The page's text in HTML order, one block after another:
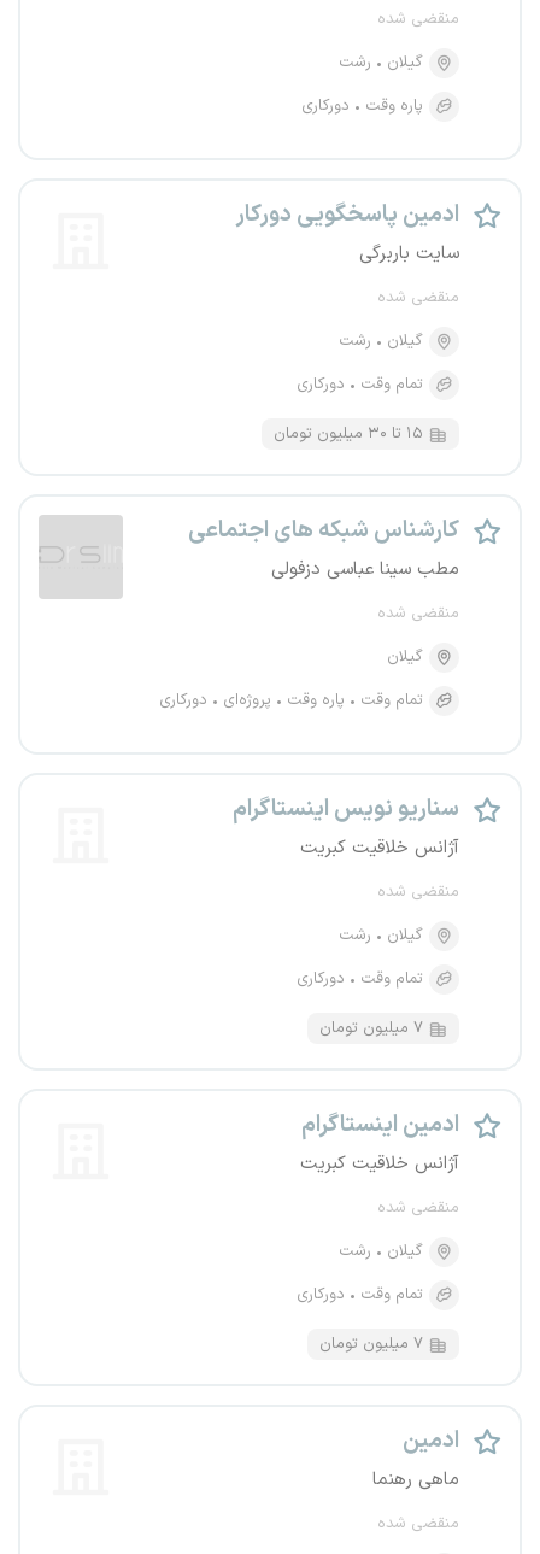
منقضی شده
گیلان
رشت
پاره وقت
دورکاری
ادمین پاسخگویی دورکار
سایت باربرگی
منقضی شده
گیلان
رشت
تمام وقت
دورکاری
۱۵ تا ۳۰ میلیون تومان
کارشناس شبکه های اجتماعی
مطب سینا عباسی دزفولی
منقضی شده
گیلان
تمام وقت
پاره وقت پروژه‌ای دورکاری
سناریو نویس اینستاگرام
آژانس خلاقیت کبریت
منقضی شده
گیلان
رشت
تمام وقت
دورکاری
۷ میلیون تومان
ادمین اینستاگرام
آژانس خلاقیت کبریت
منقضی شده
گیلان
رشت
تمام وقت
دورکاری
۷ میلیون تومان
ادمین
ماهی رهنما
منقضی شده